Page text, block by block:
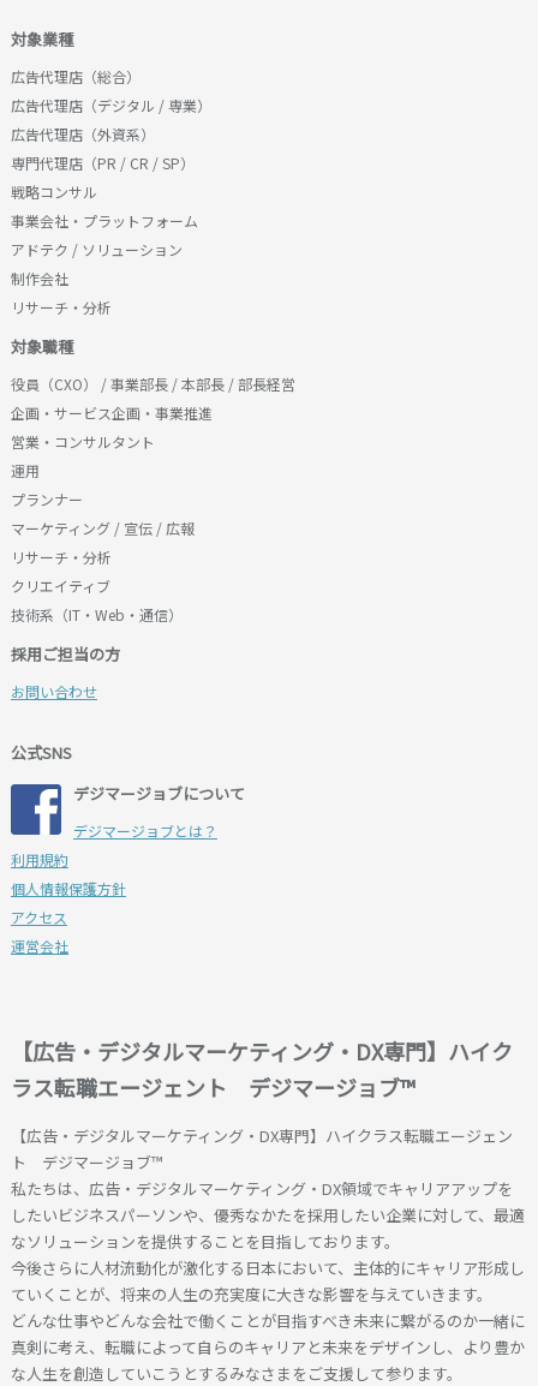
対象業種
広告代理店（総合）
広告代理店（デジタル / 専業）
広告代理店（外資系）
専門代理店（PR / CR / SP）
戦略コンサル
事業会社・プラットフォーム
アドテク / ソリューション
制作会社
リサーチ・分析
対象職種
役員（CXO） / 事業部長 / 本部長 / 部長経営
企画・サービス企画・事業推進
営業・コンサルタント
運用
プランナー
マーケティング / 宣伝 / 広報
リサーチ・分析
クリエイティブ
技術系（IT・Web・通信）
採用ご担当の方
お問い合わせ
公式SNS
デジマージョブについて
デジマージョブとは？
利用規約
個人情報保護方針
アクセス
運営会社
【広告・デジタルマーケティング・DX専門】ハイク
ラス転職エージェント デジマージョブ™
【広告・デジタルマーケティング・DX専門】ハイクラス転職エージェン
ト デジマージョブ™
私たちは、広告・デジタルマーケティング・DX領域でキャリアアップを
したいビジネスパーソンや、優秀なかたを採用したい企業に対して、最適
なソリューションを提供することを目指しております。
今後さらに人材流動化が激化する日本において、主体的にキャリア形成し
ていくことが、将来の人生の充実度に大きな影響を与えていきます。
どんな仕事やどんな会社で働くことが目指すべき未来に繋がるのか一緒に
真剣に考え、転職によって自らのキャリアと未来をデザインし、より豊か
な人生を創造していこうとするみなさまをご支援して参ります。